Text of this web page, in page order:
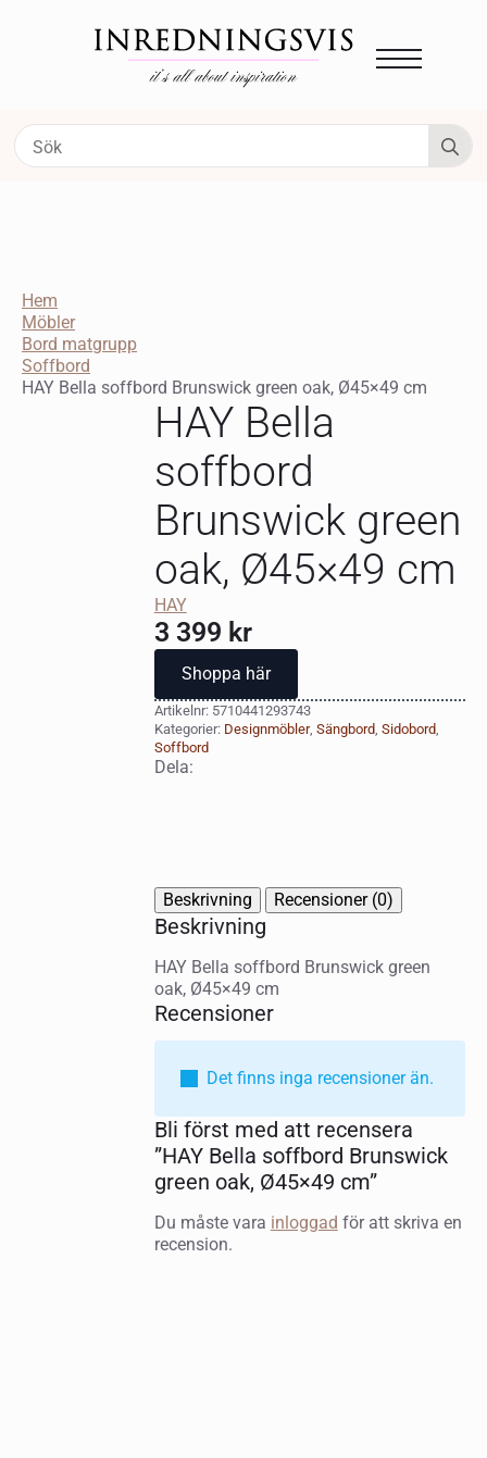
Hem
Möbler
Bord matgrupp
Soffbord
HAY Bella soffbord Brunswick green oak, Ø45×49 cm
HAY Bella
soffbord
Brunswick green
oak, Ø45×49 cm
HAY
3 399 kr
Shoppa här
Artikelnr: 5710441293743
Kategorier: Designmöbler, Sängbord, Sidobord,
Soffbord
Dela:
Beskrivning Recensioner (0)
Beskrivning
HAY Bella soffbord Brunswick green
oak, Ø45×49 cm
Recensioner
Det finns inga recensioner än.
Bli först med att recensera
”HAY Bella soffbord Brunswick
green oak, Ø45×49 cm”
Du måste vara inloggad för att skriva en
recension.